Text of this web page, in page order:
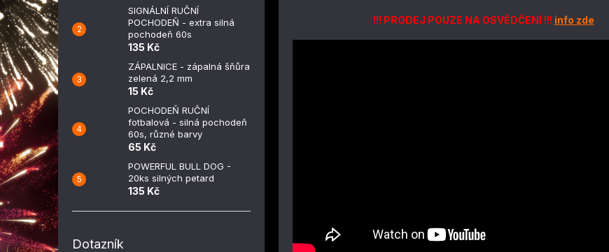
SIGNÁLNÍ RUČNÍ
POCHODEŇ - extra silná
pochodeň 60s
135 Kč
ZÁPALNICE - zápalná šňůra
zelená 2,2 mm
15 Kč
POCHODEŇ RUČNÍ
fotbalová - silná pochodeň
60s, různé barvy
65 Kč
POWERFUL BULL DOG -
20ks silných petard
135 Kč
Dotazník
!!! PRODEJ POUZE NA OSVĚDČENÍ !!! info zde